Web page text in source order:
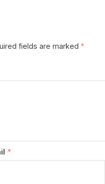
fields are marked*
*